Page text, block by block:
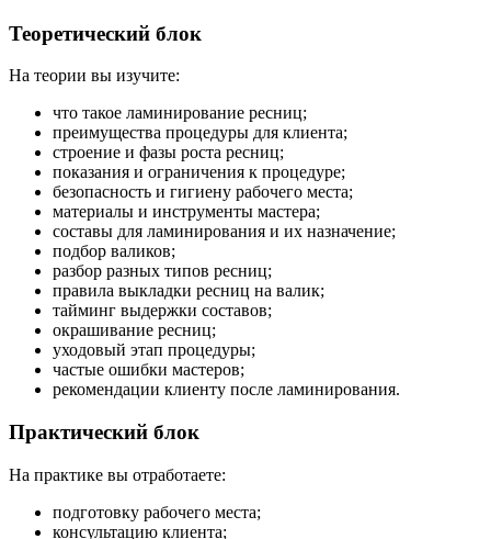
Теоретический блок
На теории вы изучите:
что такое ламинирование ресниц;
преимущества процедуры для клиента;
строение и фазы роста ресниц;
показания и ограничения к процедуре;
безопасность и гигиену рабочего места;
материалы и инструменты мастера;
составы для ламинирования и их назначение;
подбор валиков;
разбор разных типов ресниц;
правила выкладки ресниц на валик;
тайминг выдержки составов;
окрашивание ресниц;
уходовый этап процедуры;
частые ошибки мастеров;
рекомендации клиенту после ламинирования.
Практический блок
На практике вы отработаете:
подготовку рабочего места;
консультацию клиента;